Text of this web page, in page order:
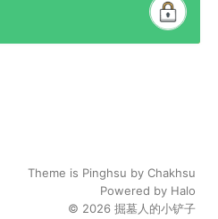
Theme is Pinghsu by Chakhsu
Powered by Halo
© 2026 掘墓人的小铲子